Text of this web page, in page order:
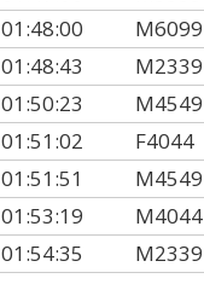
01:48:00 M6099
01:48:43 M2339
01:50:23 M4549
01:51:02 F4044
01:51:51 M4549
01:53:19 M4044
01:54:35 M2339